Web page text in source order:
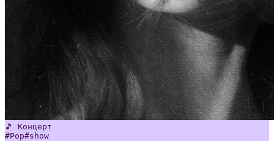
🎵 Концерт
#Pop#show